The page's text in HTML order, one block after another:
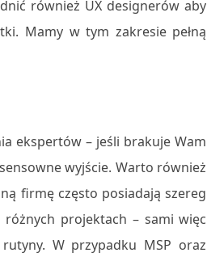
również UX designerów aby
Mamy w tym zakresie pełną
ekspertów – jeśli brakuje Wam
wyjście. Warto również
firmę często posiadają szereg
projektach – sami więc
W przypadku MSP oraz